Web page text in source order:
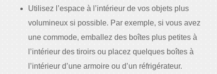
Utilisez l’espace à l’intérieur de vos objets plus
volumineux si possible. Par exemple, si vous avez
une commode, emballez des boîtes plus petites à
l’intérieur des tiroirs ou placez quelques boîtes à
l’intérieur d’une armoire ou d’un réfrigérateur.